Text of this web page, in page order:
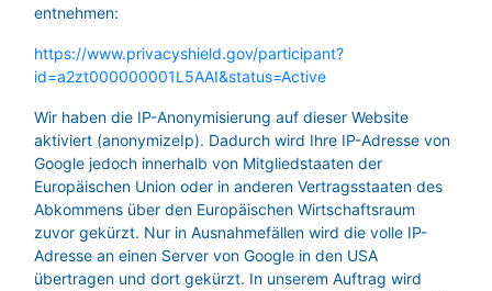
entnehmen:
https://www.privacyshield.gov/participant?
id=a2zt000000001L5AAI&status=Active
Wir haben die IP-Anonymisierung auf dieser Website
aktiviert (anonymizeIp). Dadurch wird Ihre IP-Adresse von
Google jedoch innerhalb von Mitgliedstaaten der
Europäischen Union oder in anderen Vertragsstaaten des
Abkommens über den Europäischen Wirtschaftsraum
zuvor gekürzt. Nur in Ausnahmefällen wird die volle IP-
Adresse an einen Server von Google in den USA
übertragen und dort gekürzt. In unserem Auftrag wird